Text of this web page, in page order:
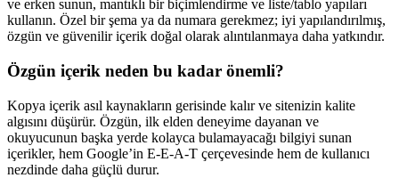
ve erken sunun, mantıklı bir biçimlendirme ve liste/tablo yapıları
kullanın. Özel bir şema ya da numara gerekmez; iyi yapılandırılmış,
özgün ve güvenilir içerik doğal olarak alıntılanmaya daha yatkındır.
Özgün içerik neden bu kadar önemli?
Kopya içerik asıl kaynakların gerisinde kalır ve sitenizin kalite
algısını düşürür. Özgün, ilk elden deneyime dayanan ve
okuyucunun başka yerde kolayca bulamayacağı bilgiyi sunan
içerikler, hem Google’in E-E-A-T çerçevesinde hem de kullanıcı
nezdinde daha güçlü durur.